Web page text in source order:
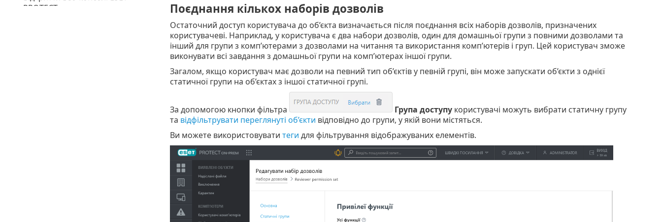
Поєднання кількох наборів дозволів
Остаточний доступ користувача до об’єкта визначається після поєднання всіх наборів дозволів, призначених
користувачеві. Наприклад, у користувача є два набори дозволів, один для домашньої групи з повними дозволами та
інший для групи з комп’ютерами з дозволами на читання та використання комп’ютерів і груп. Цей користувач зможе
виконувати всі завдання з домашньої групи на комп’ютерах іншої групи.
Загалом, якщо користувач має дозволи на певний тип об’єктів у певній групі, він може запускати об’єкти з однієї
статичної групи на об’єктах з іншої статичної групі.
За допомогою кнопки фільтра Група доступукористувачі можуть вибрати статичну групу
та відфільтрувати переглянуті об’єкти відповідно до групи, у якій вони містяться.
Ви можете використовувати теги для фільтрування відображуваних елементів.